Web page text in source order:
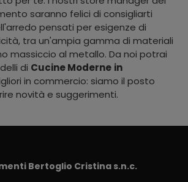
saranno felici di consigliarti
pensati per esigenze di
tra un'ampia gamma di materiali
massiccio al metallo. Da noi potrai
di Cucine Moderne in
in commercio: siamo il posto
novità e suggerimenti.
Bertoglio Cristina s.n.c.